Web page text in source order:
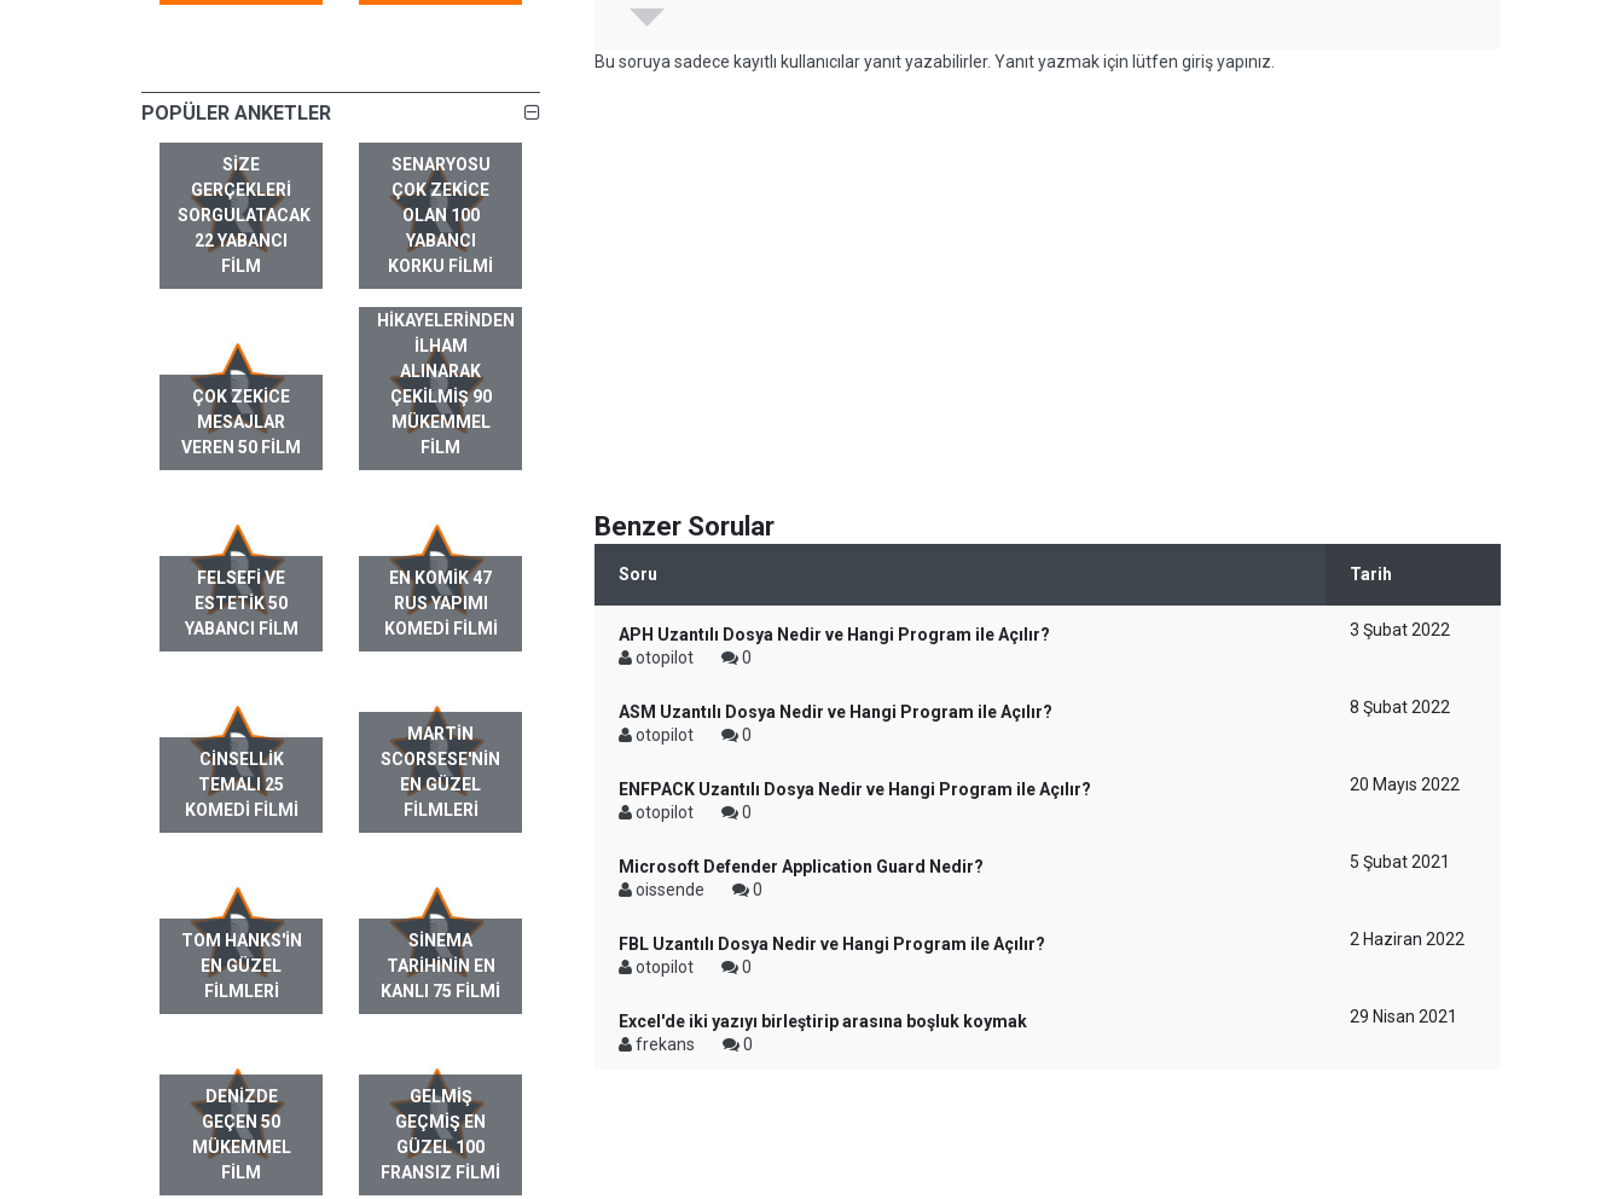
POPÜLER ANKETLER
SIZE
GERÇEKLERI
SORGULATACAK
22 YABANCI
FILM
SENARYOSU
ÇOK ZEKICE
OLAN 100
YABANCI
KORKU FILMI
ÇOK ZEKICE
MESAJLAR
VEREN 50 FILM
GERÇEK HAYAT
HIKAYELERINDEN
ILHAM
ALINARAK
ÇEKILMIŞ 90
MÜKEMMEL
FILM
FELSEFI VE
ESTETIK 50
YABANCI FILM
EN KOMIK 47
RUS YAPIMI
KOMEDI FILMI
CINSELLIK
TEMALI 25
KOMEDI FILMI
MARTIN
SCORSESE'NIN
EN GÜZEL
FILMLERI
TOM HANKS'IN
EN GÜZEL
FILMLERI
SINEMA
TARIHININ EN
KANLI 75 FILMI
DENIZDE
GEÇEN 50
MÜKEMMEL
FILM
GELMIŞ
GEÇMIŞ EN
GÜZEL 100
FRANSIZ FILMI
Bu soruya sadece kayıtlı kullanıcılar yanıt yazabilirler. Yanıt yazmak için lütfen giriş yapınız.
Benzer Sorular
Soru Tarih
APH Uzantılı Dosya Nedir ve Hangi Program ile Açılır?
otopilot
0
3 Şubat 2022
ASM Uzantılı Dosya Nedir ve Hangi Program ile Açılır?
otopilot
0
8 Şubat 2022
ENFPACK Uzantılı Dosya Nedir ve Hangi Program ile Açılır?
otopilot
0
20 Mayıs 2022
Microsoft Defender Application Guard Nedir?
oissende
0
5 Şubat 2021
FBL Uzantılı Dosya Nedir ve Hangi Program ile Açılır?
otopilot
0
2 Haziran 2022
Excel'de iki yazıyı birleştirip arasına boşluk koymak
frekans
0
29 Nisan 2021